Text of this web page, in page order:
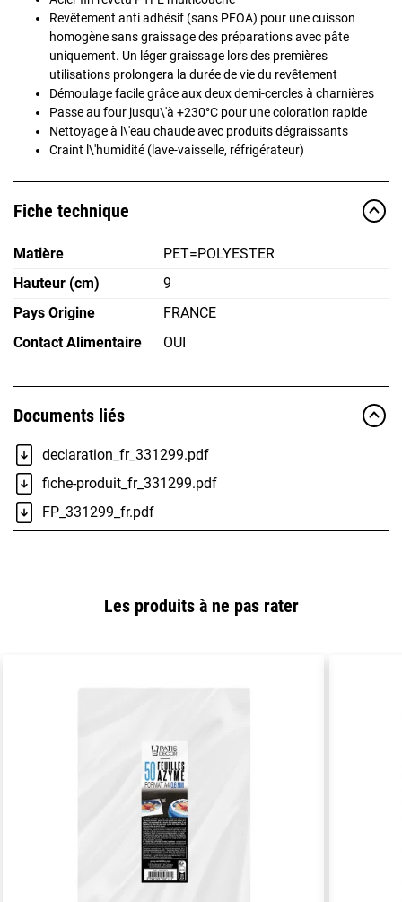
Revêtement anti adhésif (sans PFOA) pour une cuisson
homogène sans graissage des préparations avec pâte
uniquement. Un léger graissage lors des premières
utilisations prolongera la durée de vie du revêtement
Démoulage facile grâce aux deux demi-cercles à charnières
Passe au four jusqu\'à +230°C pour une coloration rapide
Nettoyage à l\'eau chaude avec produits dégraissants
Craint l\'humidité (lave-vaisselle, réfrigérateur)
Fiche technique
Matière
PET=POLYESTER
Hauteur (cm)
9
Pays Origine
FRANCE
Contact Alimentaire
OUI
Documents liés
declaration_fr_331299.pdf
fiche-produit_fr_331299.pdf
FP_331299_fr.pdf
Les produits à ne pas rater